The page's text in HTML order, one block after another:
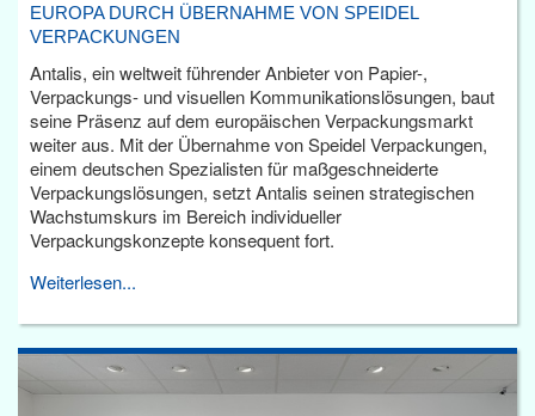
EUROPA DURCH ÜBERNAHME VON SPEIDEL
VERPACKUNGEN
Antalis, ein weltweit führender Anbieter von Papier-,
Verpackungs- und visuellen Kommunikationslösungen, baut
seine Präsenz auf dem europäischen Verpackungsmarkt
weiter aus. Mit der Übernahme von Speidel Verpackungen,
einem deutschen Spezialisten für maßgeschneiderte
Verpackungslösungen, setzt Antalis seinen strategischen
Wachstumskurs im Bereich individueller
Verpackungskonzepte konsequent fort.
Weiterlesen...